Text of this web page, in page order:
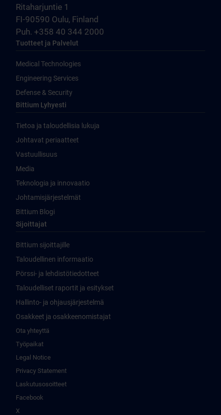
Ritaharjuntie 1
FI-90590 Oulu, Finland
Puh. +358 40 344 2000
Tuotteet ja Palvelut
Medical Technologies
Engineering Services
Defense & Security
Bittium Lyhyesti
Tietoa ja taloudellisia lukuja
Johtavat periaatteet
Vastuullisuus
Media
Teknologia ja innovaatio
Johtamisjärjestelmät
Bittium Blogi
Sijoittajat
Bittium sijoittajille
Taloudellinen informaatio
Pörssi- ja lehdistötiedotteet
Taloudelliset raportit ja esitykset
Hallinto- ja ohjausjärjestelmä
Osakkeet ja osakkeenomistajat
Ota yhteyttä
Työpaikat
Legal Notice
Privacy Statement
Laskutusosoitteet
Facebook
X